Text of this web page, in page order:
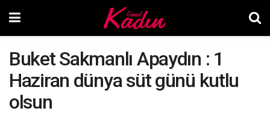
Buket Sakmanlı Apaydın : 1
Haziran dünya süt günü kutlu
olsun